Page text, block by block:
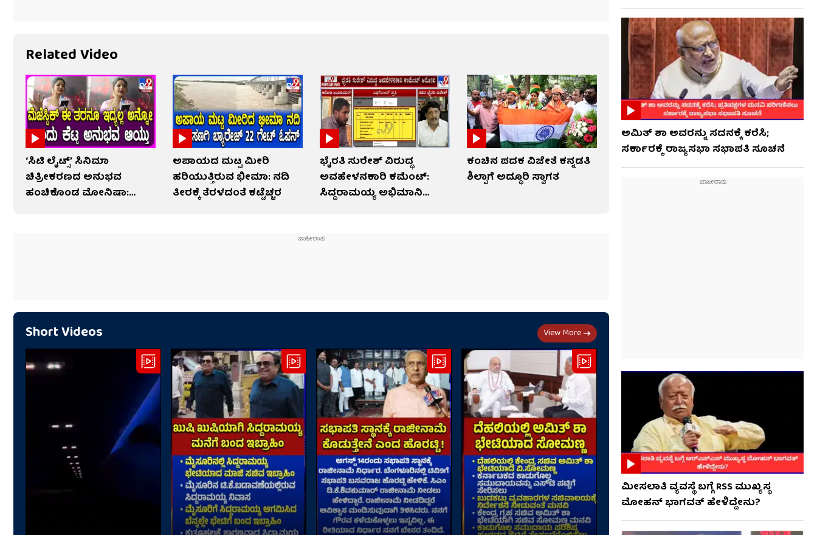
Related Video
‘ಸಿಟಿ ಲೈಟ್ಸ್’ ಸಿನಿಮಾ
ಚಿತ್ರೀಕರಣದ ಅನುಭವ
ಹಂಚಿಕೊಂಡ ಮೋನಿಷಾ:
ಅಪಾಯದ ಮಟ್ಟ ಮೀರಿ
ಹರಿಯುತ್ತಿರುವ ಭೀಮಾ: ನದಿ
ತೀರಕ್ಕೆ ತೆರಳದಂತೆ ಕಟ್ಟೆಚ್ಚರ
ಭೈರತಿ ಸುರೇಶ್ ವಿರುದ್ಧ
ಅವಹೇಳನಕಾರಿ ಕಮೆಂಟ್:
ಸಿದ್ದರಾಮಯ್ಯ ಅಭಿಮಾನಿ
ಕಂಚಿನ ಪದಕ ವಿಜೇತೆ ಕನ್ನಡತಿ
ಶಿಲ್ಪಾಗೆ ಅದ್ಧೂರಿ ಸ್ವಾಗತ
Short Videos View More
ಅಮಿತ್ ಶಾ ಅವರನ್ನು ಸದನಕ್ಕೆ ಕರೆಸಿ;
ಸರ್ಕಾರಕ್ಕೆ ರಾಜ್ಯಸಭಾ ಸಭಾಪತಿ ಸೂಚನೆ
ಮೀಸಲಾತಿ ವ್ಯವಸ್ಥೆ ಬಗ್ಗೆ RSS​ ಮುಖ್ಯಸ್ಥ
ಮೋಹನ್ ಭಾಗವತ್ ಹೇಳಿದ್ದೇನು?